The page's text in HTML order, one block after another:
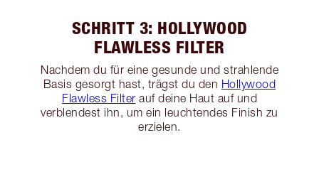
SCHRITT 3: HOLLYWOOD
FLAWLESS FILTER
Nachdem du für eine gesunde und strahlende
Basis gesorgt hast, trägst du den Hollywood
Flawless Filter auf deine Haut auf und
verblendest ihn, um ein leuchtendes Finish zu
erzielen.